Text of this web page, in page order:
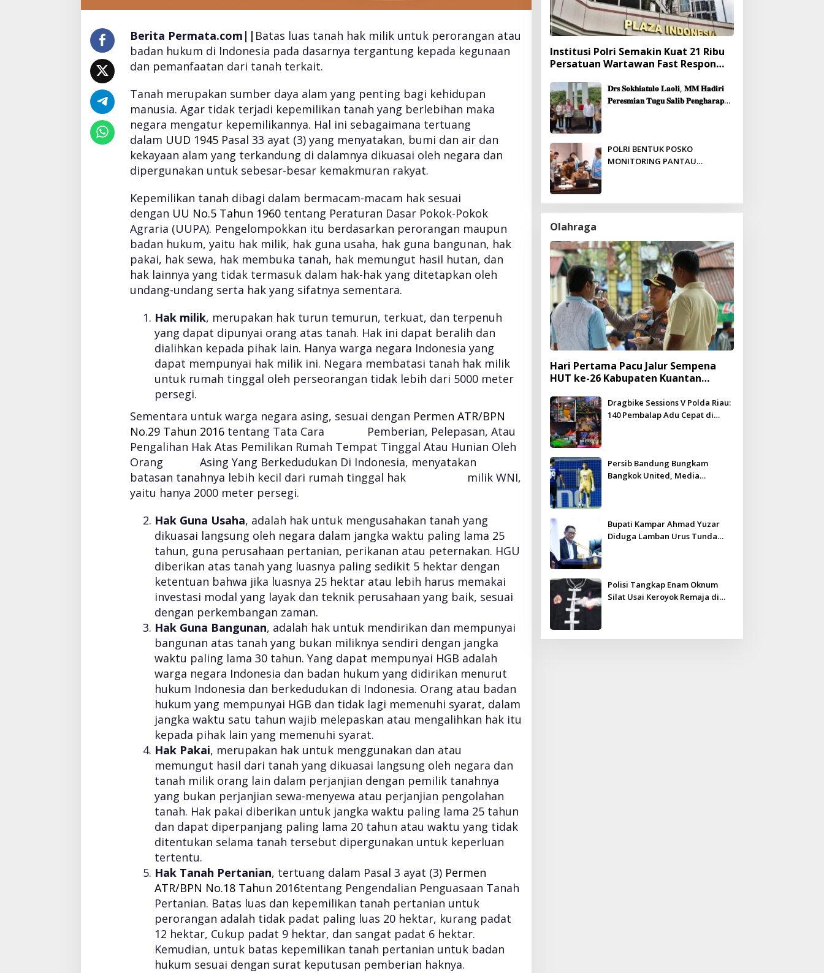
n
a
h
d
i
d
o
e
s
a
Berita Permata.com|| Batas luas tanah hak milik untuk perorangan atau
badan hukum di Indonesia pada dasarnya tergantung kepada kegunaan
dan pemanfaatan dari tanah terkait.
Tanah merupakan sumber daya alam yang penting bagi kehidupan
manusia. Agar tidak terjadi kepemilikan tanah yang berlebihan maka
negara mengatur kepemilikannya. Hal ini sebagaimana tertuang
dalam UUD 1945Pasal 33 ayat (3) yang menyatakan, bumi dan air dan
kekayaan alam yang terkandung di dalamnya dikuasai oleh negara dan
dipergunakan untuk sebesar-besar kemakmuran rakyat.
Kepemilikan tanah dibagi dalam bermacam-macam hak sesuai
dengan UU No.5 Tahun 1960tentang Peraturan Dasar Pokok-Pokok
Agraria (UUPA). Pengelompokkan itu berdasarkan perorangan maupun
badan hukum, yaitu hak milik, hak guna usaha, hak guna bangunan, hak
pakai, hak sewa, hak membuka tanah, hak memungut hasil hutan, dan
hak lainnya yang tidak termasuk dalam hak-hak yang ditetapkan oleh
undang-undang serta hak yang sifatnya sementara.
Hak milik, merupakan hak turun temurun, terkuat, dan terpenuh
yang dapat dipunyai orang atas tanah. Hak ini dapat beralih dan
dialihkan kepada pihak lain. Hanya warga negara Indonesia yang
dapat mempunyai hak milik ini. Negara membatasi tanah hak milik
untuk rumah tinggal oleh perseorangan tidak lebih dari 5000 meter
persegi.
Sementara untuk warga negara asing, sesuai dengan Permen ATR/BPN
No.29 Tahun 2016tentang Tata Cara Pemberian, Pelepasan, Atau
Pengalihan Hak Atas Pemilikan Rumah Tempat Tinggal Atau Hunian Oleh
Orang Asing Yang Berkedudukan Di Indonesia, menyatakan
batasan tanahnya lebih kecil dari rumah tinggal hak milik WNI,
yaitu hanya 2000 meter persegi.
Hak Guna Usaha, adalah hak untuk mengusahakan tanah yang
dikuasai langsung oleh negara dalam jangka waktu paling lama 25
tahun, guna perusahaan pertanian, perikanan atau peternakan. HGU
diberikan atas tanah yang luasnya paling sedikit 5 hektar dengan
ketentuan bahwa jika luasnya 25 hektar atau lebih harus memakai
investasi modal yang layak dan teknik perusahaan yang baik, sesuai
dengan perkembangan zaman.
Hak Guna Bangunan, adalah hak untuk mendirikan dan mempunyai
bangunan atas tanah yang bukan miliknya sendiri dengan jangka
waktu paling lama 30 tahun. Yang dapat mempunyai HGB adalah
warga negara Indonesia dan badan hukum yang didirikan menurut
hukum Indonesia dan berkedudukan di Indonesia. Orang atau badan
hukum yang mempunyai HGB dan tidak lagi memenuhi syarat, dalam
jangka waktu satu tahun wajib melepaskan atau mengalihkan hak itu
kepada pihak lain yang memenuhi syarat.
Hak Pakai, merupakan hak untuk menggunakan dan atau
memungut hasil dari tanah yang dikuasai langsung oleh negara dan
tanah milik orang lain dalam perjanjian dengan pemilik tanahnya
yang bukan perjanjian sewa-menyewa atau perjanjian pengolahan
tanah. Hak pakai diberikan untuk jangka waktu paling lama 25 tahun
dan dapat diperpanjang paling lama 20 tahun atau waktu yang tidak
ditentukan selama tanah tersebut dipergunakan untuk keperluan
tertentu.
Hak Tanah Pertanian, tertuang dalam Pasal 3 ayat (3) Permen
ATR/BPN No.18 Tahun 2016tentang Pengendalian Penguasaan Tanah
Pertanian. Batas luas dan kepemilikan tanah pertanian untuk
perorangan adalah tidak padat paling luas 20 hektar, kurang padat
12 hektar, Cukup padat 9 hektar, dan sangat padat 6 hektar.
Kemudian, untuk batas kepemilikan tanah pertanian untuk badan
hukum sesuai dengan surat keputusan pemberian haknya.
Institusi Polri Semakin Kuat 21 Ribu
Persatuan Wartawan Fast Respon
𝐃𝐫𝐬 𝐒𝐨𝐤𝐡𝐢𝐚𝐭𝐮𝐥𝐨 𝐋𝐚𝐨𝐥𝐢, 𝐌𝐌 𝐇𝐚𝐝𝐢𝐫𝐢
𝐏𝐞𝐫𝐞𝐬𝐦𝐢𝐚𝐧 𝐓𝐮𝐠𝐮 𝐒𝐚𝐥𝐢𝐛 𝐏𝐞𝐧𝐠𝐡𝐚𝐫𝐚𝐩𝐚𝐧
POLRI BENTUK POSKO
MONITORING PANTAU
Olahraga
Hari Pertama Pacu Jalur Sempena
HUT ke-26 Kabupaten Kuantan
Kondusif
Dragbike Sessions V Polda Riau:
140 Pembalap Adu Cepat di
Persib Bandung Bungkam
Bangkok United, Media
Bupati Kampar Ahmad Yuzar
Diduga Lamban Urus Tunda
Polisi Tangkap Enam Oknum
Silat Usai Keroyok Remaja di